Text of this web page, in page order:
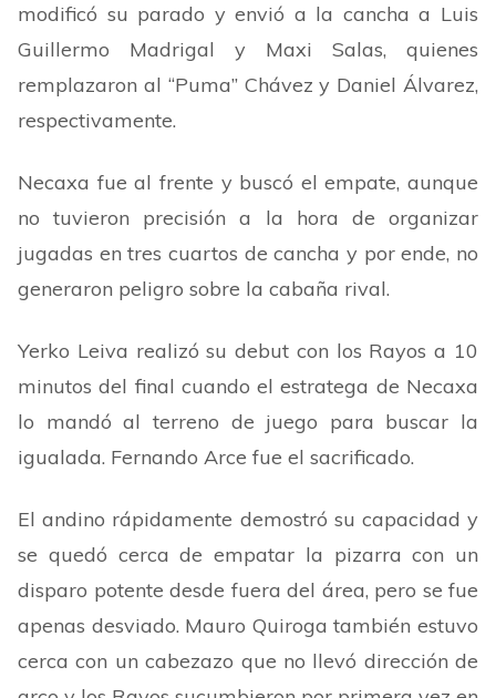
modificó su parado y envió a la cancha a Luis
Guillermo Madrigal y Maxi Salas, quienes
remplazaron al “Puma” Chávez y Daniel Álvarez,
respectivamente.
Necaxa fue al frente y buscó el empate, aunque
no tuvieron precisión a la hora de organizar
jugadas en tres cuartos de cancha y por ende, no
generaron peligro sobre la cabaña rival.
Yerko Leiva realizó su debut con los Rayos a 10
minutos del final cuando el estratega de Necaxa
lo mandó al terreno de juego para buscar la
igualada. Fernando Arce fue el sacrificado.
El andino rápidamente demostró su capacidad y
se quedó cerca de empatar la pizarra con un
disparo potente desde fuera del área, pero se fue
apenas desviado. Mauro Quiroga también estuvo
cerca con un cabezazo que no llevó dirección de